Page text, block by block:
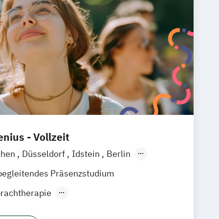
- Vollzeit
Düsseldorf Idstein
Berlin
Köln Heidelberg
Wiesbaden
Präsenzstudium